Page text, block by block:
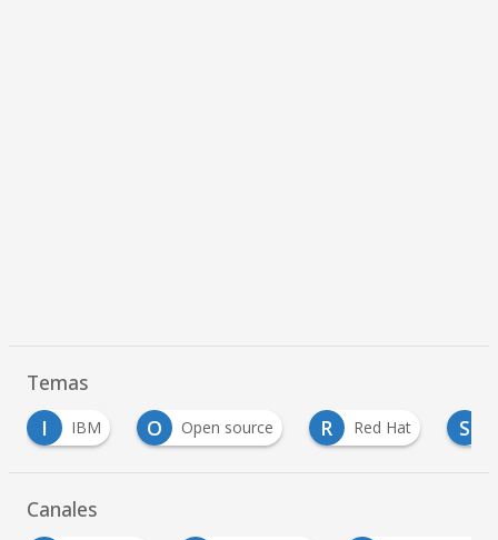
Temas
O
Open source R Red Hat S software
Canales